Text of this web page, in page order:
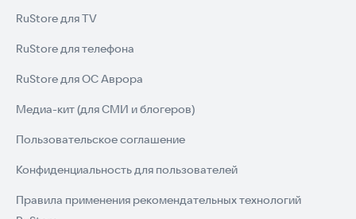
RuStore для TV
RuStore для телефона
RuStore для ОС Аврора
Медиа-кит (для СМИ и блогеров)
Пользовательское соглашение
Конфиденциальность для пользователей
Правила применения рекомендательных технологий